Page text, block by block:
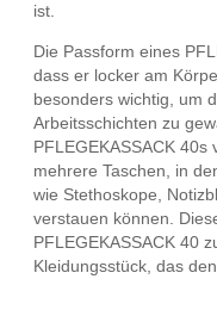
ist.
Die Passform eines
dass er locker am
besonders wichtig, um
Arbeitsschichten zu
PFLEGEKASSACK
mehrere Taschen, in
wie Stethoskope,
verstauen können.
PFLEGEKASSACK 40
Kleidungsstück, das